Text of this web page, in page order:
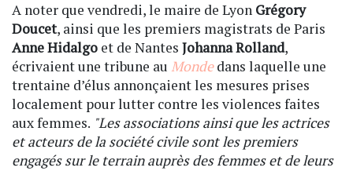
A noter que vendredi, le maire de Lyon Grégory
Doucet, ainsi que les premiers magistrats de Paris
Anne Hidalgo et de Nantes Johanna Rolland,
écrivaient une tribune au Mondedans laquelle une
trentaine d’élus annonçaient les mesures prises
localement pour lutter contre les violences faites
aux femmes. "Les associations ainsi que les actrices
et acteurs de la société civile sont les premiers
engagés sur le terrain auprès des femmes et de leurs